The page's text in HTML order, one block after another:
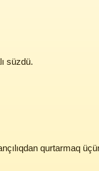
süzdü.
qurtarmaq